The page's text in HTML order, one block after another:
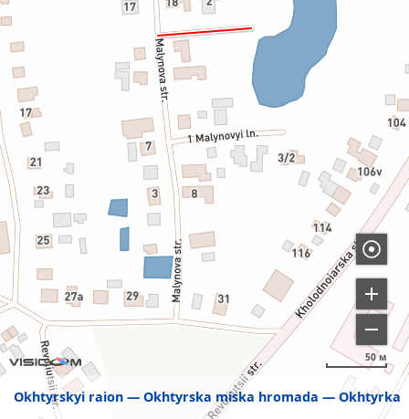
Okhtyrskyi raion Okhtyrska miska hromada Okhtyrka
50 м